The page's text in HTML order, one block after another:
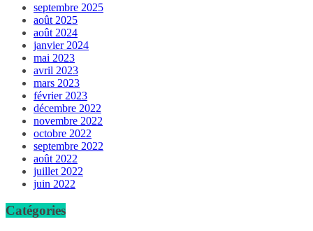
septembre 2025
août 2025
août 2024
janvier 2024
mai 2023
avril 2023
mars 2023
février 2023
décembre 2022
novembre 2022
octobre 2022
septembre 2022
août 2022
juillet 2022
juin 2022
Catégories